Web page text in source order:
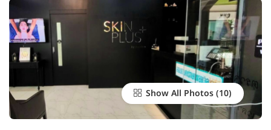
Show All Photos